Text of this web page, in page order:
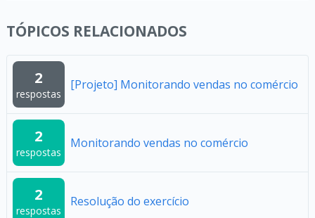
TÓPICOS RELACIONADOS
2
respostas
[Projeto] Monitorando vendas no comércio
2
respostas
Monitorando vendas no comércio
2
respostas
Resolução do exercício